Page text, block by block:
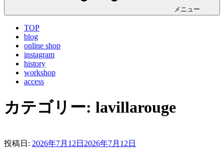
メニュー
TOP
blog
online shop
instagram
history
workshop
access
カテゴリー: lavillarouge
投稿日: 2026年7月12日 2026年7月12日